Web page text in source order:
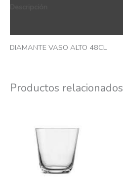
DIAMANTE VASO ALTO 48CL
Productos relacionados